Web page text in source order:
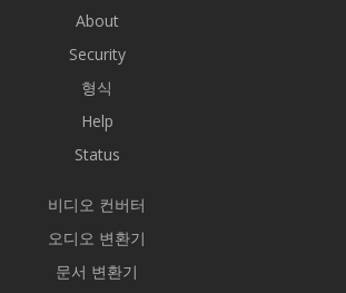
About
Security
형식
Help
Status
비디오 컨버터
오디오 변환기
문서 변환기